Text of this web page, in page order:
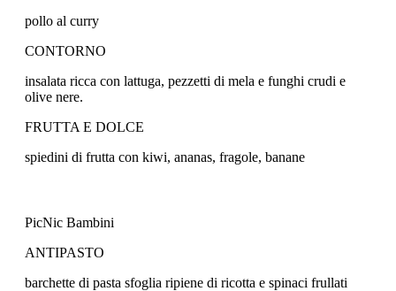
pollo al curry
CONTORNO
insalata ricca con lattuga, pezzetti di mela e funghi crudi e
olive nere.
FRUTTA E DOLCE
spiedini di frutta con kiwi, ananas, fragole, banane
PicNic Bambini
ANTIPASTO
barchette di pasta sfoglia ripiene di ricotta e spinaci frullati